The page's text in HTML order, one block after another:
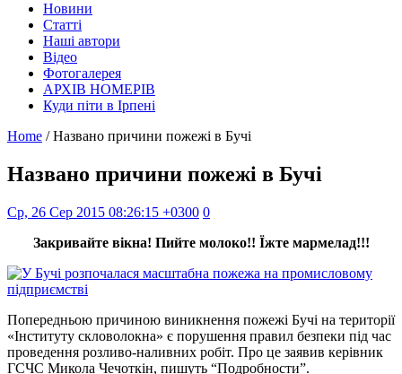
Новини
Статті
Наші автори
Відео
Фотогалерея
АРХІВ НОМЕРІВ
Куди піти в Ірпені
Home / Названо причини пожежі в Бучі
Названо причини пожежі в Бучі
Ср, 26 Сер 2015 08:26:15 +0300 0
Закривайте вікна! Пийте молоко!! Їжте мармелад!!!
Попередньою причиною виникнення пожежі Бучі на території
«Інституту скловолокна» є порушення правил безпеки під час
проведення розливо-наливних робіт. Про це заявив керівник
ГСЧС Микола Чечоткін, пишуть “Подробности”.